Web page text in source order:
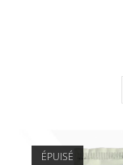
ÉPUISÉ